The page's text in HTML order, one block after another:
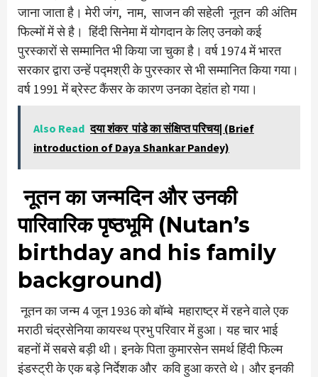
जाना जाता है। मेरी जंग, नाम, साजन की सहेली नूतन की अंतिम
फिल्मों में से है। हिंदी सिनेमा में योगदान के लिए उनको कई
पुरस्कारों से सम्मानित भी किया जा चुका है। वर्ष 1974 में भारत
सरकार द्वारा उन्हें पद्मश्री के पुरस्कार से भी सम्मानित किया गया।
वर्ष 1991 में ब्रेस्ट कैंसर के कारण उनका देहांत हो गया।
Also Read दया शंकर पांडे का संक्षिप्त परिचय| (Brief
introduction of Daya Shankar Pandey)
नूतन का जन्मदिन और उनकी
पारिवारिक पृष्ठभूमि (Nutan’s
birthday and his family
background)
नूतन का जन्म 4 जून 1936 को बॉम्बे महाराष्ट्र में रहने वाले एक
मराठी चंद्रसेनिया कायस्थ प्रभु परिवार में हुआ। यह चार भाई
बहनों में सबसे बड़ी थी। इनके पिता कुमारसेन समर्थ हिंदी फिल्म
इंडस्ट्री के एक बड़े निर्देशक और कवि हुआ करते थे। और इनकी